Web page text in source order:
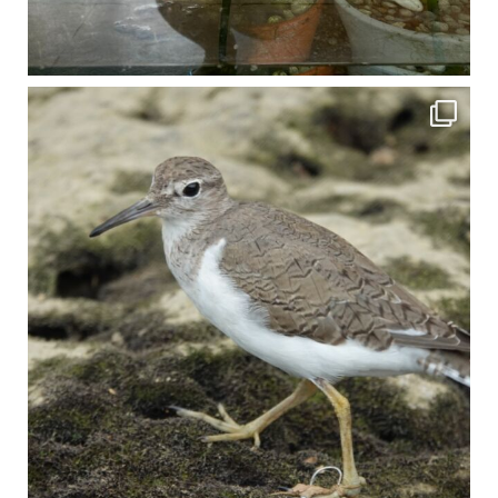
比謝川でよく見られる生き物 「イソシギ」の足に釣り針が(>_<) 比謝川は釣りが可